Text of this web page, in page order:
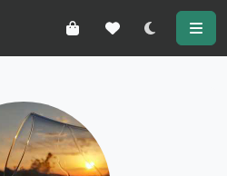
Darkmode